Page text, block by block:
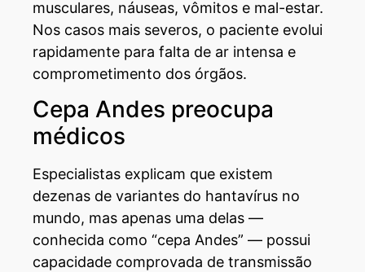
musculares, náuseas, vômitos e mal-estar.
Nos casos mais severos, o paciente evolui
rapidamente para falta de ar intensa e
comprometimento dos órgãos.
Cepa Andes preocupa
médicos
Especialistas explicam que existem
dezenas de variantes do hantavírus no
mundo, mas apenas uma delas —
conhecida como “cepa Andes” — possui
capacidade comprovada de transmissão